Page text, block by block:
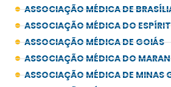
ASSOCIAÇÃO MÉDICA DE
ASSOCIAÇÃO MÉDICA DO
ASSOCIAÇÃO MÉDICA DE GOIÁS
ASSOCIAÇÃO MÉDICA DO
ASSOCIAÇÃO MÉDICA DE MINAS